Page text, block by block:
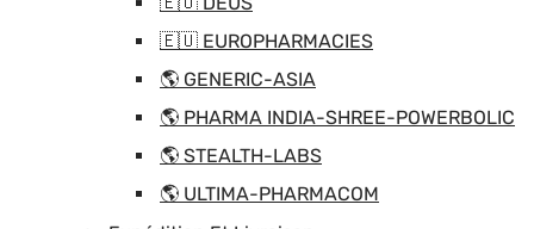
🇪🇺 EUROPHARMACIES
🌎 GENERIC-ASIA
🌎 PHARMA INDIA-SHREE-POWERBOLIC
🌎 STEALTH-LABS
🌎 ULTIMA-PHARMACOM